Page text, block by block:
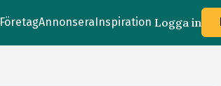
FöretagAnnonseraInspiration Logga in